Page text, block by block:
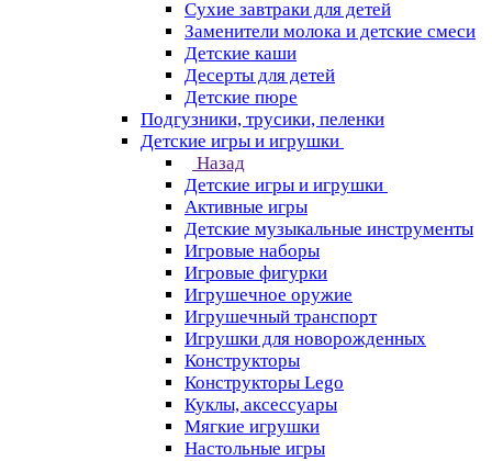
Сухие завтраки для детей
Заменители молока и детские смеси
Детские каши
Десерты для детей
Детские пюре
Подгузники, трусики, пеленки
Детские игры и игрушки
Назад
Детские игры и игрушки
Активные игры
Детские музыкальные инструменты
Игровые наборы
Игровые фигурки
Игрушечное оружие
Игрушечный транспорт
Игрушки для новорожденных
Конструкторы
Конструкторы Lego
Куклы, аксессуары
Мягкие игрушки
Настольные игры